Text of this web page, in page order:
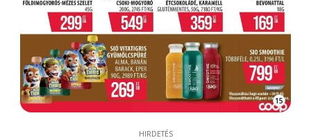
15
HIRDETÉS